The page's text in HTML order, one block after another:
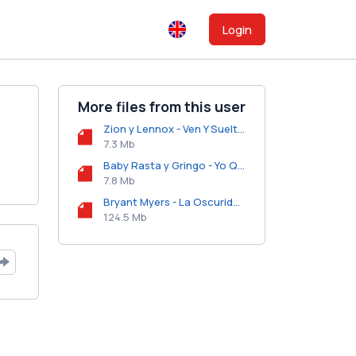
Login
More files from this user
Zion y Lennox - Ven Y Sueltate.mp3
7.3 Mb
Baby Rasta y Gringo - Yo Quiero Ver.mp3
7.8 Mb
Bryant Myers - La Oscuridad (Album) (2018).zip
124.5 Mb